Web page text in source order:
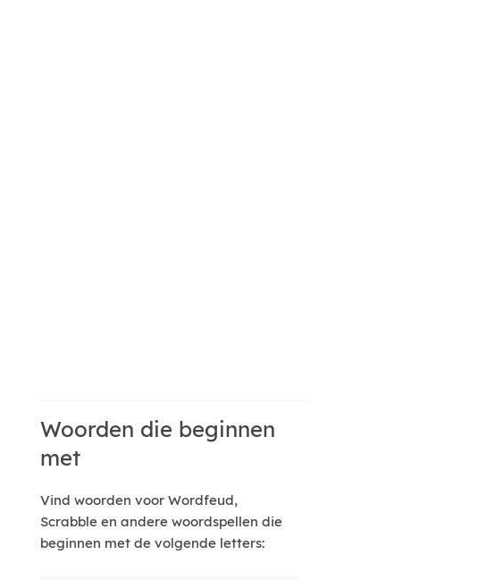
Woorden die beginnen
met
Vind woorden voor Wordfeud,
Scrabble en andere woordspellen die
beginnen met de volgende letters: